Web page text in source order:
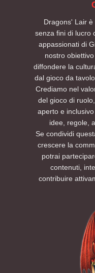
Dragons' Lair
senza fini di lucro
appassionati di
nostro
diffondere la
dal gioco da
Crediamo nel
del gioco di
aperto e
idee, regole,
Se condividi
crescere la
potrai
contenuti,
contribuire